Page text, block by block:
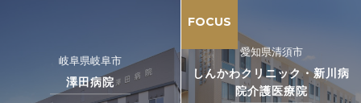
岐阜県岐阜市
澤田病院
FOCUS
愛知県清須市
しんかわクリニック・新川病
院介護医療院